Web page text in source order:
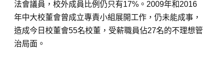
法會議員，校外成員比例仍只有17%。2009年和2016
年中大校董會曾成立專責小組展開工作，仍未能成事，
造成今日校董會55名校董，受薪職員佔27名的不理想管
治局面。